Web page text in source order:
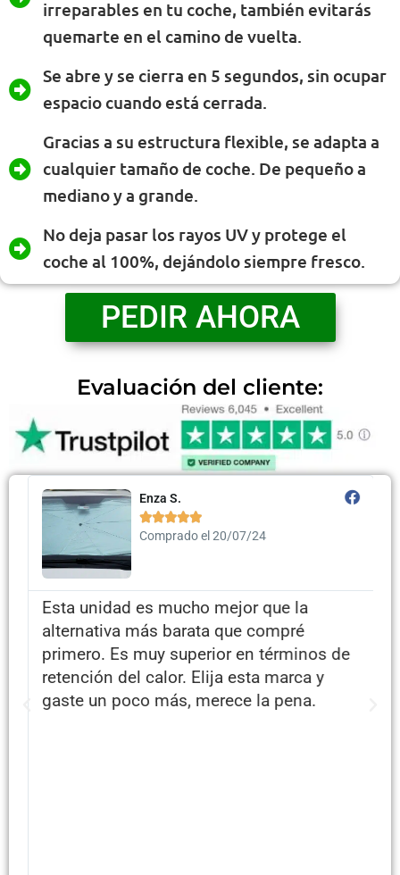
irreparables en tu coche, también evitarás
quemarte en el camino de vuelta.
Se abre y se cierra en 5 segundos, sin ocupar
espacio cuando está cerrada.
Gracias a su estructura flexible, se adapta a
cualquier tamaño de coche. De pequeño a
mediano y a grande.
No deja pasar los rayos UV y protege el
coche al 100%, dejándolo siempre fresco.
PEDIR AHORA
Evaluación del cliente:
Enza S.

Comprado el 20/07/24
Esta unidad es mucho mejor que la
alternativa más barata que compré
primero. Es muy superior en términos de
retención del calor. Elija esta marca y
gaste un poco más, merece la pena.